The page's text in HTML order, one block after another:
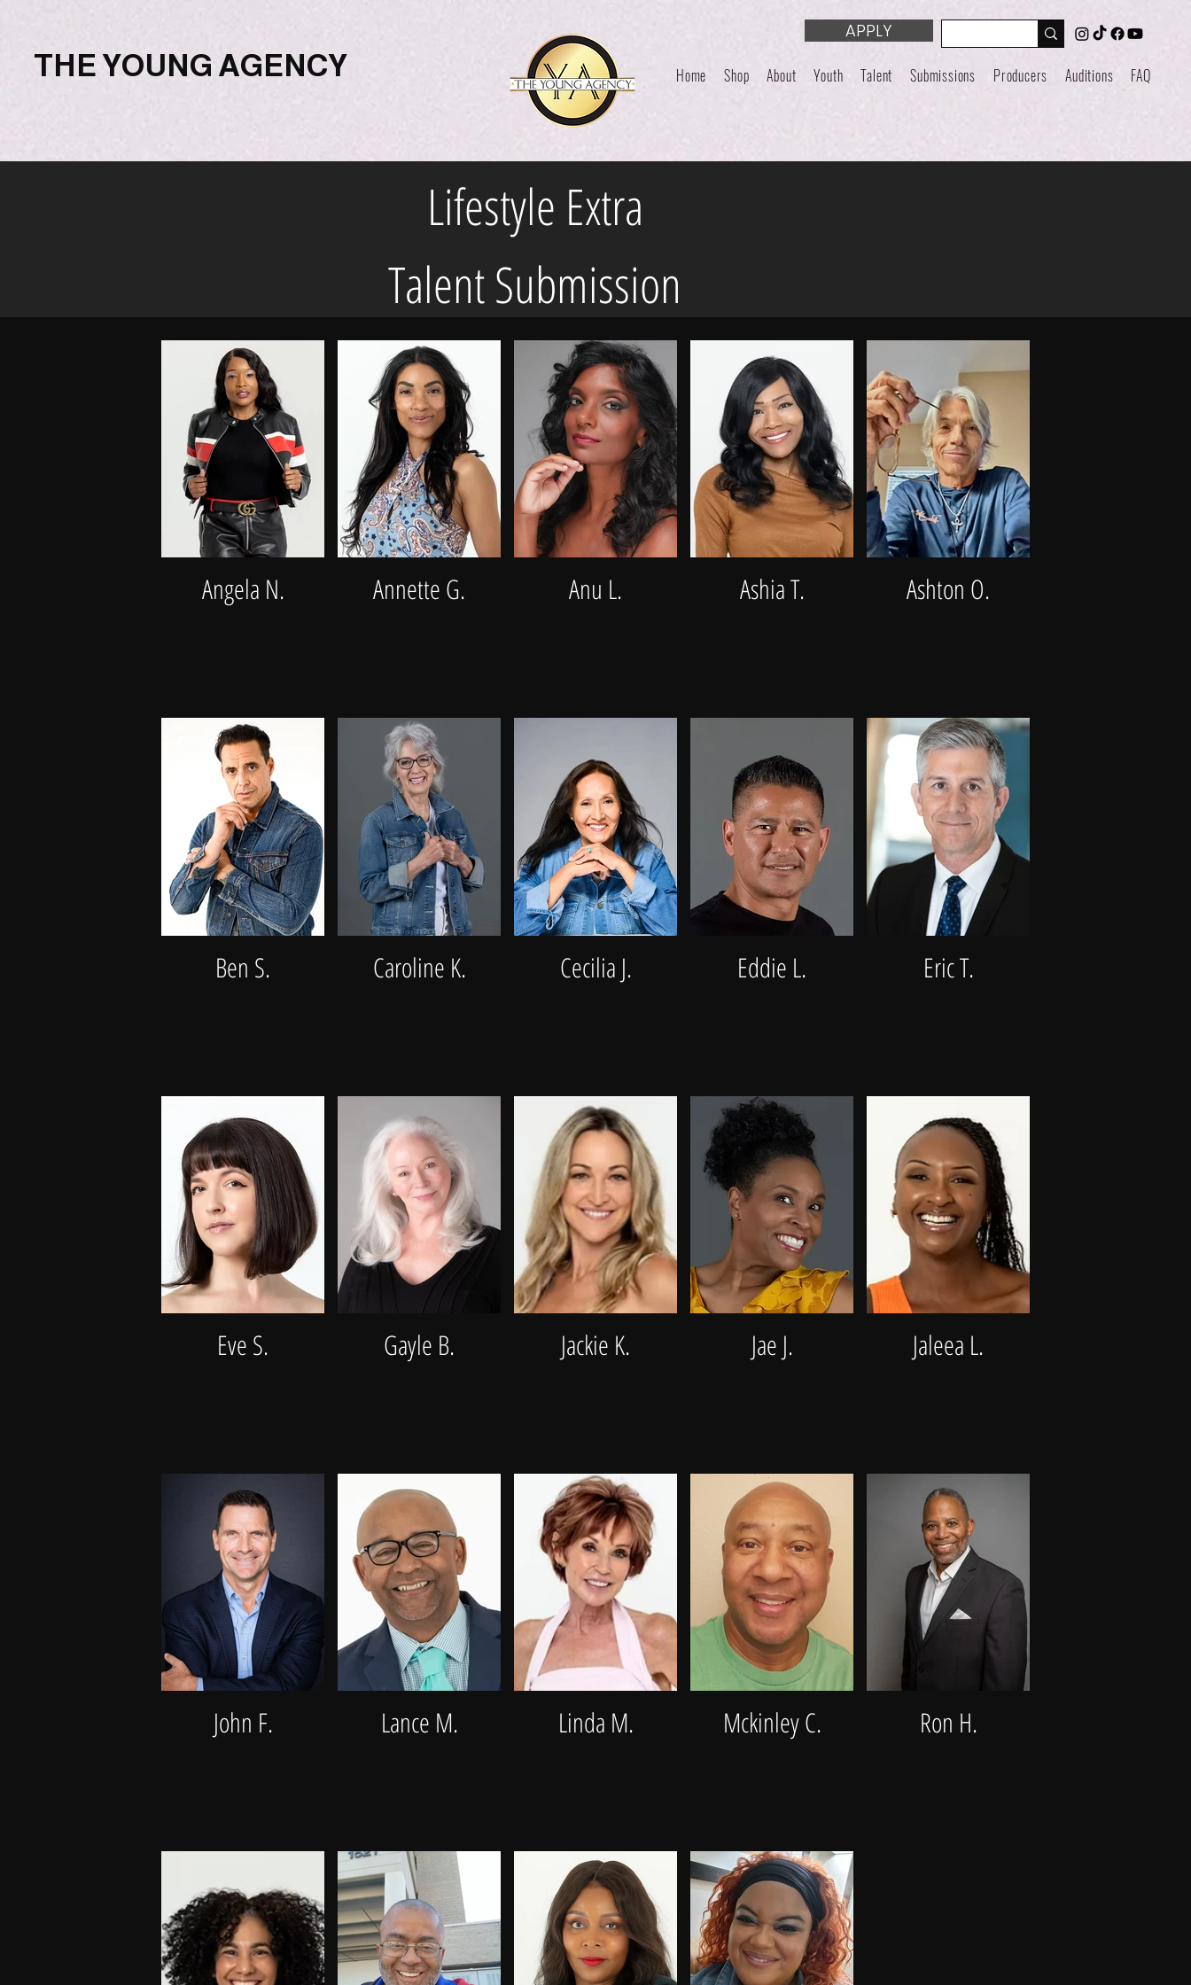
THE YOUNG AGENCY
APPLY
Home Shop About Youth Talent Submissions Producers Auditions FAQ
Lifestyle Extra
Talent Submission
Angela N. Annette G. Anu L. Ashia T. Ashton O.
Ben S. Caroline K. Cecilia J. Eddie L. Eric T.
Eve S. Gayle B. Jackie K. Jae J. Jaleea L.
John F. Lance M. Linda M. Mckinley C. Ron H.